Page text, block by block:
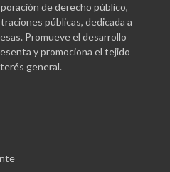
de derecho público,
públicas, dedicada a
Promueve el desarrollo
y promociona el tejido
general.